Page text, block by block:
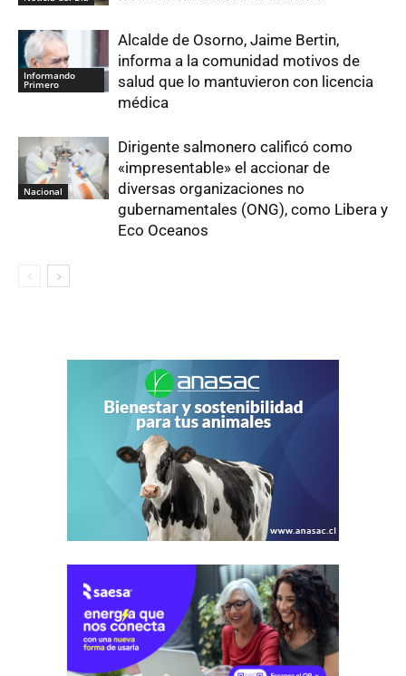
Informando
Primero
Alcalde de Osorno, Jaime Bertin,
informa a la comunidad motivos de
salud que lo mantuvieron con licencia
médica
Nacional
Dirigente salmonero calificó como
«impresentable» el accionar de
diversas organizaciones no
gubernamentales (ONG), como Libera y
Eco Oceanos